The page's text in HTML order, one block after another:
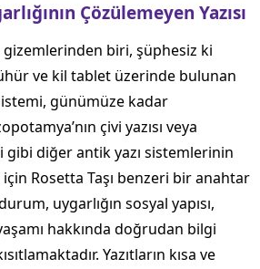
Çözülemeyen Yazısı
gizemlerinden biri, şüphesiz ki
ve kil tablet üzerinde bulunan
günümüze kadar
çivi yazısı veya
gibi diğer antik yazı sistemlerinin
için Rosetta Taşı benzeri bir anahtar
uygarlığın sosyal yapısı,
hakkında doğrudan bilgi
Yazıtların kısa ve